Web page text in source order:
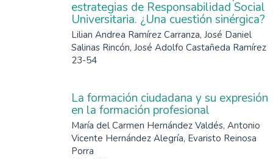
estrategias de Responsabilidad Social
Universitaria. ¿Una cuestión sinérgica?
Lilian Andrea Ramírez Carranza, José Daniel
Salinas Rincón, José Adolfo Castañeda Ramírez
23-54
La formación ciudadana y su expresión
en la formación profesional
María del Carmen Hernández Valdés, Antonio
Vicente Hernández Alegría, Evaristo Reinosa
Porra